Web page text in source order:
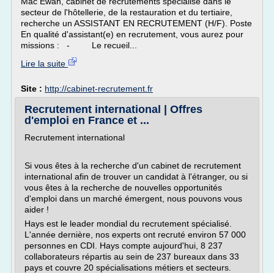
secteur de l'hôtellerie, de la restauration et du tertiaire,
recherche un ASSISTANT EN RECRUTEMENT (H/F). Poste
En qualité d'assistant(e) en recrutement, vous aurez pour
missions : - Le recueil...
Lire la suite
Site : http://cabinet-recrutement.fr
Recrutement international | Offres
d'emploi en France et ...
Recrutement international
Si vous êtes à la recherche d'un cabinet de recrutement
international afin de trouver un candidat à l'étranger, ou si
vous êtes à la recherche de nouvelles opportunités
d'emploi dans un marché émergent, nous pouvons vous
aider !
Hays est le leader mondial du recrutement spécialisé.
L'année dernière, nos experts ont recruté environ 57 000
personnes en CDI. Hays compte aujourd'hui, 8 237
collaborateurs répartis au sein de 237 bureaux dans 33
pays et couvre 20 spécialisations métiers et secteurs.